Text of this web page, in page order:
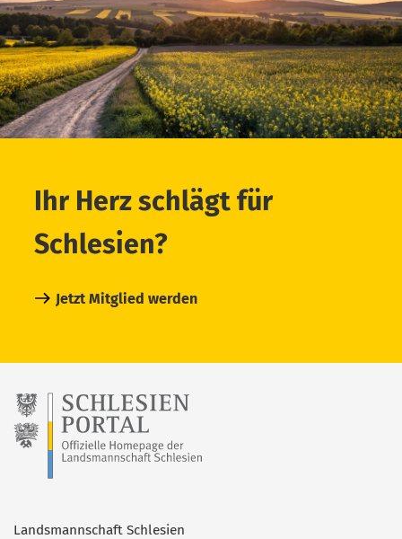
Ihr Herz schlägt für
Schlesien?
Jetzt Mitglied werden
Landsmannschaft Schlesien